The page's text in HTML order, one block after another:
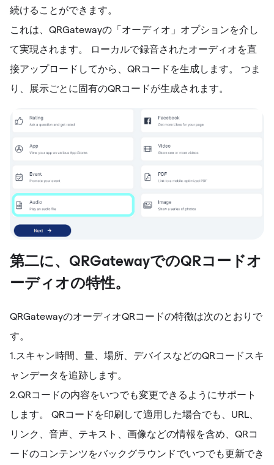
続けることができます。
これは、QRGatewayの「オーディオ」オプションを介し
て実現されます。 ローカルで録音されたオーディオを直
接アップロードしてから、QRコードを生成します。 つま
り、展示ごとに固有のQRコードが生成されます。
第二に、QRGatewayでのQRコードオ
ーディオの特性。
QRGatewayのオーディオQRコードの特徴は次のとおりで
す。
1.スキャン時間、量、場所、デバイスなどのQRコードスキ
ャンデータを追跡します。
2.QRコードの内容をいつでも変更できるようにサポート
します。 QRコードを印刷して適用した場合でも、URL、
リンク、音声、テキスト、画像などの情報を含め、QRコ
ードのコンテンツをバックグラウンドでいつでも更新でき